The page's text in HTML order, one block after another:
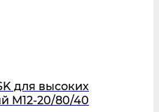
для высоких
M12-20/80/40